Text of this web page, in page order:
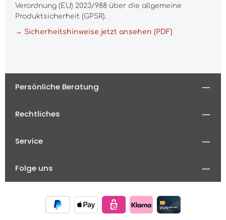
Verordnung (EU) 2023/988 über die allgemeine
Produktsicherheit (GPSR).
→ Sicherheitshinweise jetzt ansehen (PDF)
Persönliche Beratung
Rechtliches
Service
Folge uns